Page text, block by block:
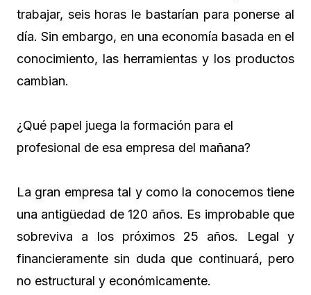
trabajar, seis horas le bastarían para ponerse al
día. Sin embargo, en una economía basada en el
conocimiento, las herramientas y los productos
cambian.
¿Qué papel juega la formación para el
profesional de esa empresa del mañana?
La gran empresa tal y como la conocemos tiene
una antigüedad de 120 años. Es improbable que
sobreviva a los próximos 25 años. Legal y
financieramente sin duda que continuará, pero
no estructural y económicamente.